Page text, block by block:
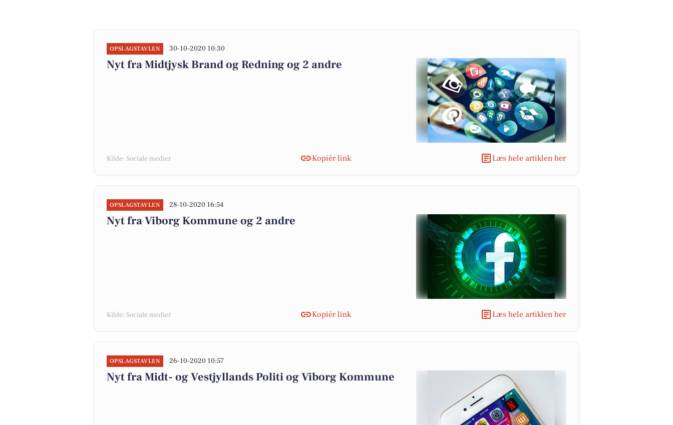
OPSLAGSTAVLEN 30-10-2020 10:30
Nyt fra Midtjysk Brand og Redning og 2 andre
Kilde: Sociale medier Kopiér link Læs hele artiklen her
OPSLAGSTAVLEN 28-10-2020 16:54
Nyt fra Viborg Kommune og 2 andre
Kilde: Sociale medier Kopiér link Læs hele artiklen her
OPSLAGSTAVLEN 26-10-2020 10:57
Nyt fra Midt- og Vestjyllands Politi og Viborg Kommune